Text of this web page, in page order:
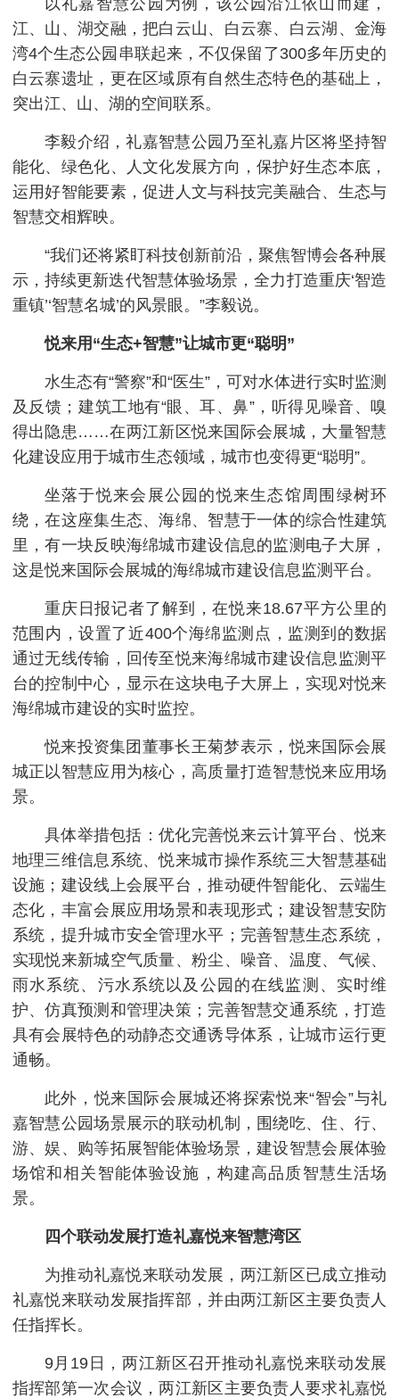
江、山、湖交融，把白云山、白云寨、白云湖、金海
湾4个生态公园串联起来，不仅保留了300多年历史的
白云寨遗址，更在区域原有自然生态特色的基础上，
突出江、山、湖的空间联系。
李毅介绍，礼嘉智慧公园乃至礼嘉片区将坚持智
能化、绿色化、人文化发展方向，保护好生态本底，
运用好智能要素，促进人文与科技完美融合、生态与
智慧交相辉映。
“我们还将紧盯科技创新前沿，聚焦智博会各种展
示，持续更新迭代智慧体验场景，全力打造重庆‘智造
重镇’‘智慧名城’的风景眼。”李毅说。
悦来用“生态+智慧”让城市更“聪明”
水生态有“警察”和“医生”，可对水体进行实时监测
及反馈；建筑工地有“眼、耳、鼻”，听得见噪音、嗅
得出隐患……在两江新区悦来国际会展城，大量智慧
化建设应用于城市生态领域，城市也变得更“聪明”。
坐落于悦来会展公园的悦来生态馆周围绿树环
绕，在这座集生态、海绵、智慧于一体的综合性建筑
里，有一块反映海绵城市建设信息的监测电子大屏，
这是悦来国际会展城的海绵城市建设信息监测平台。
重庆日报记者了解到，在悦来18.67平方公里的
范围内，设置了近400个海绵监测点，监测到的数据
通过无线传输，回传至悦来海绵城市建设信息监测平
台的控制中心，显示在这块电子大屏上，实现对悦来
海绵城市建设的实时监控。
悦来投资集团董事长王菊梦表示，悦来国际会展
城正以智慧应用为核心，高质量打造智慧悦来应用场
景。
具体举措包括：优化完善悦来云计算平台、悦来
地理三维信息系统、悦来城市操作系统三大智慧基础
设施；建设线上会展平台，推动硬件智能化、云端生
态化，丰富会展应用场景和表现形式；建设智慧安防
系统，提升城市安全管理水平；完善智慧生态系统，
实现悦来新城空气质量、粉尘、噪音、温度、气候、
雨水系统、污水系统以及公园的在线监测、实时维
护、仿真预测和管理决策；完善智慧交通系统，打造
具有会展特色的动静态交通诱导体系，让城市运行更
通畅。
此外，悦来国际会展城还将探索悦来“智会”与礼
嘉智慧公园场景展示的联动机制，围绕吃、住、行、
游、娱、购等拓展智能体验场景，建设智慧会展体验
场馆和相关智能体验设施，构建高品质智慧生活场
景。
四个联动发展打造礼嘉悦来智慧湾区
为推动礼嘉悦来联动发展，两江新区已成立推动
礼嘉悦来联动发展指挥部，并由两江新区主要负责人
任指挥长。
9月19日，两江新区召开推动礼嘉悦来联动发展
指挥部第一次会议，两江新区主要负责人要求礼嘉悦